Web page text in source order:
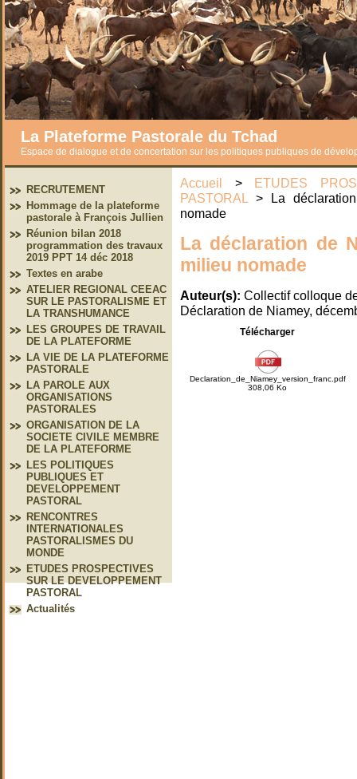
La Plateforme Pastorale du Tchad
Espace de dialogue et de concertation sur les politiques publiques de
RECRUTEMENT
Hommage de la plateforme
pastorale à François Jullien
Réunion bilan 2018
programmation des travaux
2019 PPT 14 déc 2018
Textes en arabe
ATELIER REGIONAL CEEAC
SUR LE PASTORALISME ET
LA TRANSHUMANCE
LES GROUPES DE TRAVAIL
DE LA PLATEFORME
LA VIE DE LA PLATEFORME
PASTORALE
LA PAROLE AUX
ORGANISATIONS
PASTORALES
ORGANISATION DE LA
SOCIETE CIVILE MEMBRE
DE LA PLATEFORME
LES POLITIQUES
PUBLIQUES ET
DEVELOPPEMENT
PASTORAL
RENCONTRES
INTERNATIONALES
PASTORALISMES DU
MONDE
ETUDES PROSPECTIVES
SUR LE DEVELOPPEMENT
PASTORAL
Actualités
Accueil > ETUDES
PASTORAL > La
nomade
La déclaration de
milieu nomade
Auteur(s): Collectif colloque
Déclaration de Niamey,
Télécharger
Declaration_de_Niamey_version_franc.pdf
308,06 Ko